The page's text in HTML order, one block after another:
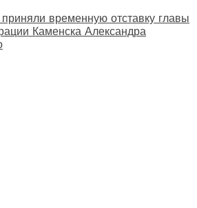
временную отставку главы
Каменска Александра